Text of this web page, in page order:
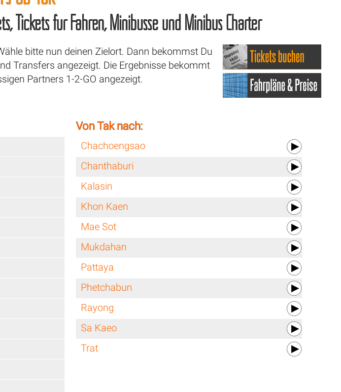
Tickets für Fähren, Minibusse und Minibus Charter
bitte nun deinen Zielort. Dann bekommst Du
Transfers angezeigt. Die Ergebnisse bekommt
Partners 1-2-GO angezeigt.
Von Tak nach:
Chachoengsao
Chanthaburi
Kalasin
Khon Kaen
Mae Sot
Mukdahan
Pattaya
Phetchabun
Rayong
Sa Kaeo
Trat